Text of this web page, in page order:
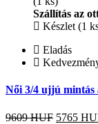
Szállítás az
Készlet (1
Eladás
Női 3/4 ujjú
9609 HUF 5765